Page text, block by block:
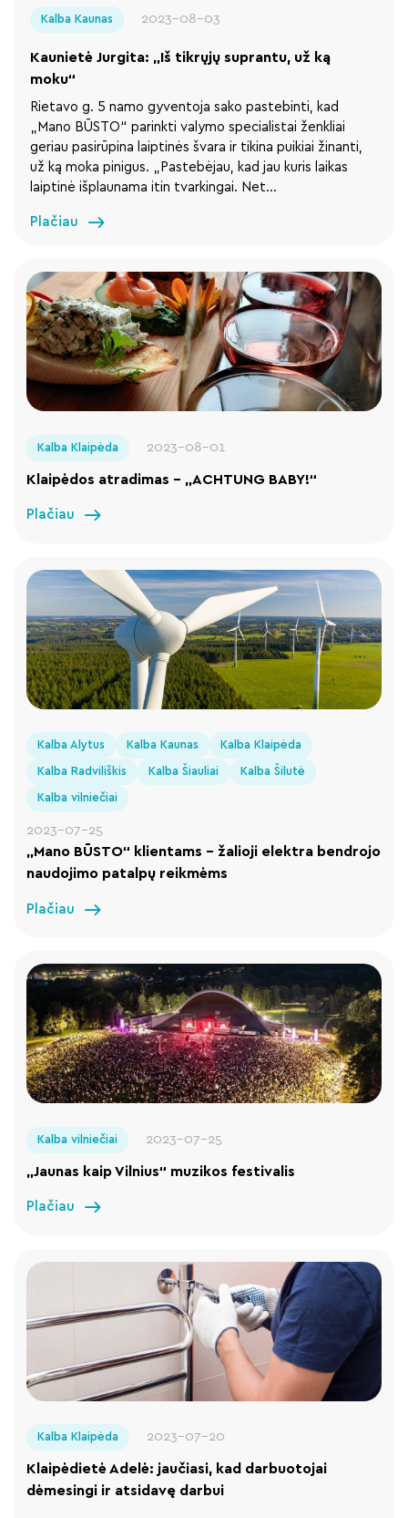
Kalba Kaunas 2023-08-03
Kaunietė Jurgita: „Iš tikrųjų suprantu, už ką
moku“
Rietavo g. 5 namo gyventoja sako pastebinti, kad
„Mano BŪSTO“ parinkti valymo specialistai ženkliai
geriau pasirūpina laiptinės švara ir tikina puikiai žinanti,
už ką moka pinigus. „Pastebėjau, kad jau kuris laikas
laiptinė išplaunama itin tvarkingai. Net…
Plačiau
Kalba Klaipėda 2023-08-01
Klaipėdos atradimas – „ACHTUNG BABY!“
Plačiau
Kalba Alytus Kalba Kaunas Kalba Klaipėda
Kalba Radviliškis Kalba Šiauliai Kalba Šilutė
Kalba vilniečiai
2023-07-25
„Mano BŪSTO“ klientams – žalioji elektra bendrojo
naudojimo patalpų reikmėms
Plačiau
Kalba vilniečiai 2023-07-25
„Jaunas kaip Vilnius“ muzikos festivalis
Plačiau
Kalba Klaipėda 2023-07-20
Klaipėdietė Adelė: jaučiasi, kad darbuotojai
dėmesingi ir atsidavę darbui